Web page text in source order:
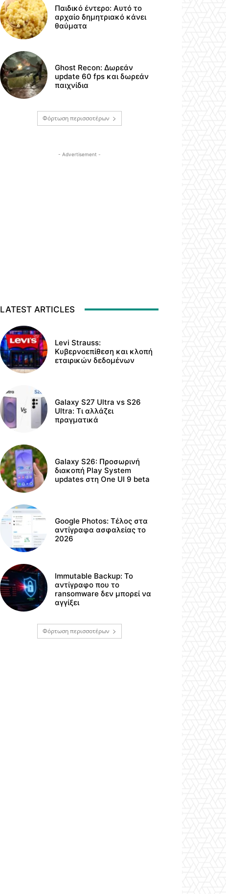
Παιδικό έντερο: Αυτό το
αρχαίο δημητριακό κάνει
θαύματα
Ghost Recon: Δωρεάν
update 60 fps και δωρεάν
παιχνίδια
Φόρτωση περισσοτέρων
- Advertisement -
LATEST ARTICLES
Levi Strauss:
Κυβερνοεπίθεση και κλοπή
εταιρικών δεδομένων
Galaxy S27 Ultra vs S26
Ultra: Τι αλλάζει
πραγματικά
Galaxy S26: Προσωρινή
διακοπή Play System
updates στη One UI 9 beta
Google Photos: Τέλος στα
αντίγραφα ασφαλείας το
2026
Immutable Backup: Το
αντίγραφο που το
ransomware δεν μπορεί να
αγγίξει
Φόρτωση περισσοτέρων